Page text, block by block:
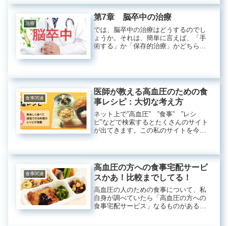
ビタミンKビオチンミネラルカリウムを
多く含むナトリウムカルシウムマグ...
治療
第7章 脳卒中の治療
では、脳卒中の治療はどうするのでし
ょうか。それは、簡単に言えば、「手
術する」か「保存的治療」かどちらか
と言うことになります。私は、外科医
師で...
食事関連
医師が教える高血圧のための食
事レシピ：大切な考え方
ネット上で”高血圧” ”食事” ”レシ
ピ”などで検索するとたくさんのサイト
が出てきます。この私のサイトを今見
ます。このサイトは、脳神経外科専門
医が患者さんや一般の方への啓発...
食事関連
高血圧の方への食事宅配サービ
スかあ！比較までしてる！
高血圧の人のための食事について、私
自身が調べていたら「高血圧の方への
食事宅配サービス」なるものがあるこ